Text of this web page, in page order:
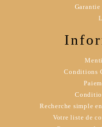
Conditions
Recherche simple
Votre liste de